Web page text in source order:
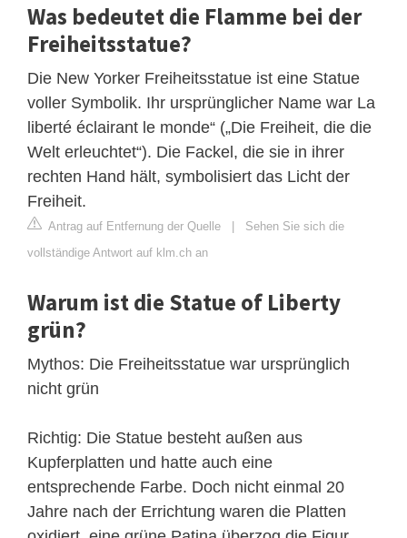
Was bedeutet die Flamme bei der
Freiheitsstatue?
Die New Yorker Freiheitsstatue ist eine Statue
voller Symbolik. Ihr ursprünglicher Name war La
liberté éclairant le monde“ („Die Freiheit, die die
Welt erleuchtet“). Die Fackel, die sie in ihrer
rechten Hand hält, symbolisiert das Licht der
Freiheit.
Antrag auf Entfernung der Quelle | Sehen Sie sich die
vollständige Antwort auf klm.ch an
Warum ist die Statue of Liberty
grün?
Mythos: Die Freiheitsstatue war ursprünglich
nicht grün
Richtig: Die Statue besteht außen aus
Kupferplatten und hatte auch eine
entsprechende Farbe. Doch nicht einmal 20
Jahre nach der Errichtung waren die Platten